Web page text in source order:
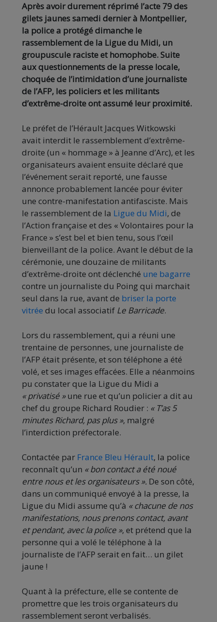
Après avoir durement réprimé l’acte 79 des
gilets jaunes samedi dernier à Montpellier,
la police a protégé dimanche le
rassemblement de la Ligue du Midi, un
groupuscule raciste et homophobe. Suite
aux questionnements de la presse locale,
choquée de l’intimidation d’une journaliste
de l’AFP, les policiers et les militants
d’extrême-droite ont assumé leur proximité.
Le préfet de l’Hérault Jacques Witkowski
avait interdit le rassemblement d’extrême-
droite (un « hommage » à Jeanne d’Arc), et les
organisateurs avaient ensuite déclaré que
l’événement serait reporté, une fausse
annonce probablement lancée pour éviter
une contre-manifestation antifasciste. Mais
le rassemblement de la Ligue du Midi, de
l’Action française et des « Volontaires pour la
France » s’est bel et bien tenu, sous l’œil
bienveillant de la police. Avant le début de la
cérémonie, une douzaine de militants
d’extrême-droite ont déclenché une bagarre
contre un journaliste du Poing qui marchait
seul dans la rue, avant de briser la porte
vitrée du local associatif Le Barricade.
Lors du rassemblement, qui a réuni une
trentaine de personnes, une journaliste de
l’AFP était présente, et son téléphone a été
volé, et ses images effacées. Elle a néanmoins
pu constater que la Ligue du Midi a
« privatisé »une rue et qu’un policier a dit au
chef du groupe Richard Roudier : « T’as 5
minutes Richard, pas plus », malgré
l’interdiction préfectorale.
Contactée par France Bleu Hérault, la police
reconnaît qu’un « bon contact a été noué
entre nous et les organisateurs ». De son côté,
dans un communiqué envoyé à la presse, la
Ligue du Midi assume qu’à « chacune de nos
manifestations, nous prenons contact, avant
et pendant, avec la police », et prétend que la
personne qui a volé le téléphone à la
journaliste de l’AFP serait en fait… un gilet
jaune !
Quant à la préfecture, elle se contente de
promettre que les trois organisateurs du
rassemblement seront verbalisés.